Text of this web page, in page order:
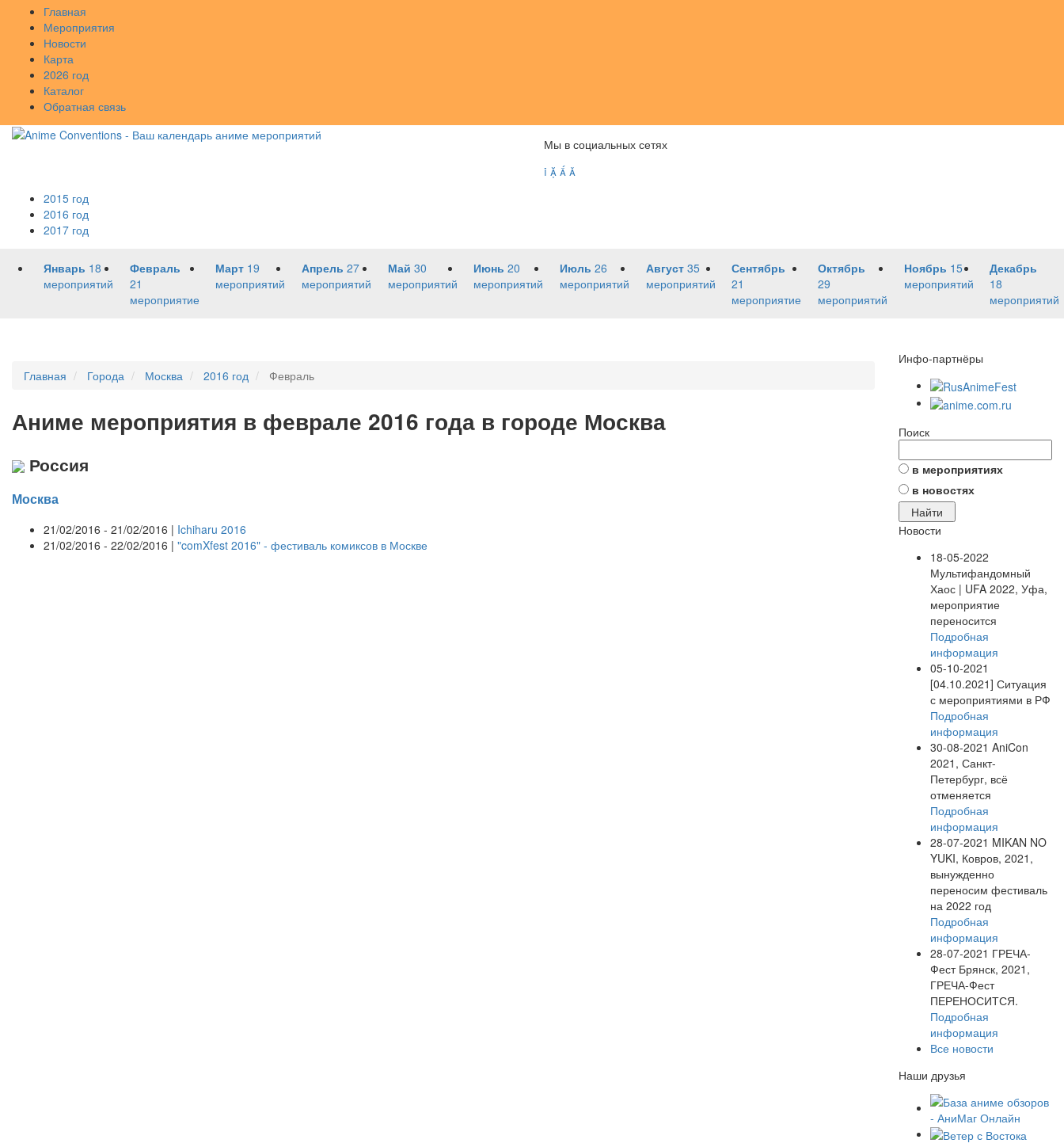
Главная
Мероприятия
Новости
Карта
2026 год
Каталог
Обратная связь
Мы в социальных сетях
   
2015 год
2016 год
2017 год
Январь 18
мероприятий
Февраль
21
мероприятие
Март 19
мероприятий
Апрель 27
мероприятий
Май 30
мероприятий
Июнь 20
мероприятий
Июль 26
мероприятий
Август 35
мероприятий
Сентябрь
21
мероприятие
Октябрь
29
мероприятий
Ноябрь 15
мероприятий
Декабрь
18
мероприятий
Главная Города Москва 2016 год Февраль
Аниме мероприятия в феврале 2016 года в городе Москва
Россия
Москва
21/02/2016 - 21/02/2016 | Ichiharu 2016
21/02/2016 - 22/02/2016 | "comXfest 2016" - фестиваль комиксов в Москве
Инфо-партнёры
Поиск
в мероприятиях
в новостях
Новости
18-05-2022
Мультифандомный
Хаос | UFA 2022, Уфа,
мероприятие
переносится
Подробная
информация
05-10-2021
[04.10.2021] Ситуация
с мероприятиями в РФ
Подробная
информация
30-08-2021 AniCon
2021, Санкт-
Петербург, всё
отменяется
Подробная
информация
28-07-2021 MIKAN NO
YUKI, Ковров, 2021,
вынужденно
переносим фестиваль
на 2022 год
Подробная
информация
28-07-2021 ГРЕЧА-
Фест Брянск, 2021,
ГРЕЧА-Фест
ПЕРЕНОСИТСЯ.
Подробная
информация
Все новости
Наши друзья